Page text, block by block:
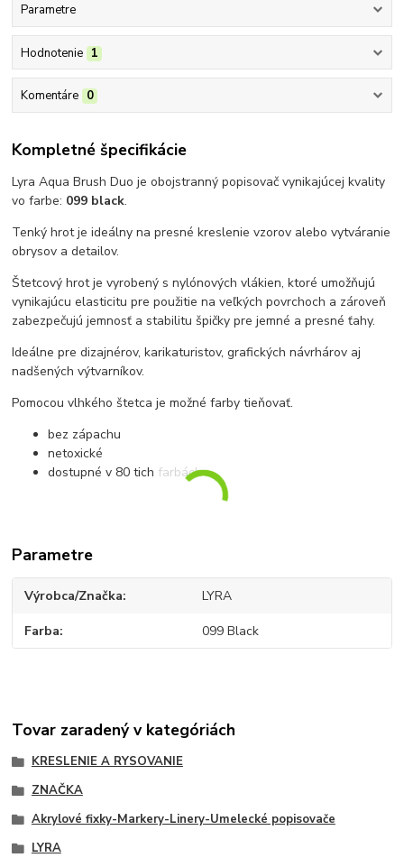
Parametre
Hodnotenie 1
Komentáre 0
Kompletné špecifikácie
Lyra Aqua Brush Duo je obojstranný popisovač vynikajúcej kvality
vo farbe: 099 black.
Tenký hrot je ideálny na presné kreslenie vzorov alebo vytváranie
obrysov a detailov.
Štetcový hrot je vyrobený s nylónových vlákien, ktoré umožňujú
vynikajúcu elasticitu pre použitie na veľkých povrchoch a zároveň
zabezpečujú jemnosť a stabilitu špičky pre jemné a presné ťahy.
Ideálne pre dizajnérov, karikaturistov, grafických návrhárov aj
nadšených výtvarníkov.
Pomocou vlhkého štetca je možné farby tieňovať.
bez zápachu
netoxické
dostupné v 80 tich farbách
Parametre
Výrobca/Značka LYRA
Farba 099 Black
Tovar zaradený v kategóriách
KRESLENIE A RYSOVANIE
ZNAČKA
Akrylové fixky-Markery-Linery-Umelecké popisovače
LYRA